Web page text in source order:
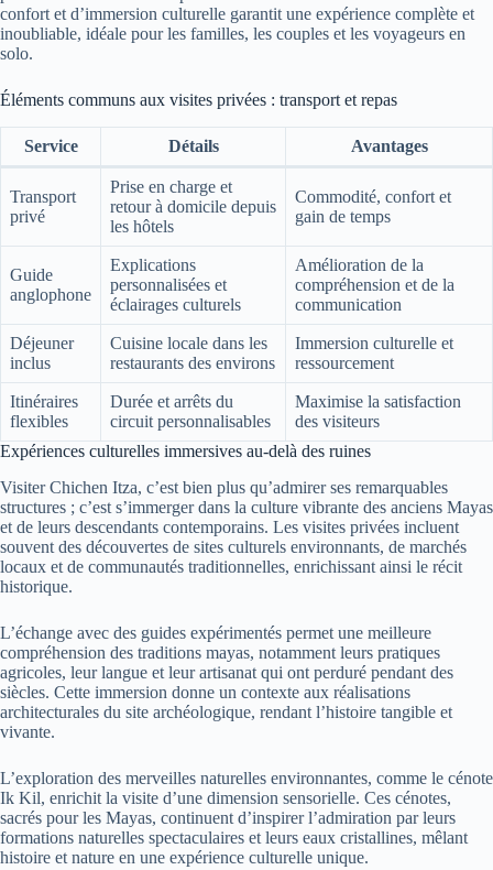
confort et d’immersion culturelle garantit une expérience complète et
inoubliable, idéale pour les familles, les couples et les voyageurs en
solo.
Éléments communs aux visites privées : transport et repas
Service Détails Avantages
Transport
privé
Prise en charge et
retour à domicile depuis
les hôtels
Commodité, confort et
gain de temps
Guide
anglophone
Explications
personnalisées et
éclairages culturels
Amélioration de la
compréhension et de la
communication
Déjeuner
inclus
Cuisine locale dans les
restaurants des environs
Immersion culturelle et
ressourcement
Itinéraires
flexibles
Durée et arrêts du
circuit personnalisables
Maximise la satisfaction
des visiteurs
Expériences culturelles immersives au-delà des ruines
Visiter Chichen Itza, c’est bien plus qu’admirer ses remarquables
structures ; c’est s’immerger dans la culture vibrante des anciens Mayas
et de leurs descendants contemporains. Les visites privées incluent
souvent des découvertes de sites culturels environnants, de marchés
locaux et de communautés traditionnelles, enrichissant ainsi le récit
historique.
L’échange avec des guides expérimentés permet une meilleure
compréhension des traditions mayas, notamment leurs pratiques
agricoles, leur langue et leur artisanat qui ont perduré pendant des
siècles. Cette immersion donne un contexte aux réalisations
architecturales du site archéologique, rendant l’histoire tangible et
vivante.
L’exploration des merveilles naturelles environnantes, comme le cénote
Ik Kil, enrichit la visite d’une dimension sensorielle. Ces cénotes,
sacrés pour les Mayas, continuent d’inspirer l’admiration par leurs
formations naturelles spectaculaires et leurs eaux cristallines, mêlant
histoire et nature en une expérience culturelle unique.